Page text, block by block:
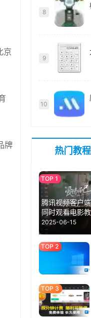
京
牌
8
9
10
热门教程
腾讯视频客户
同时观看电影
2025-06-15